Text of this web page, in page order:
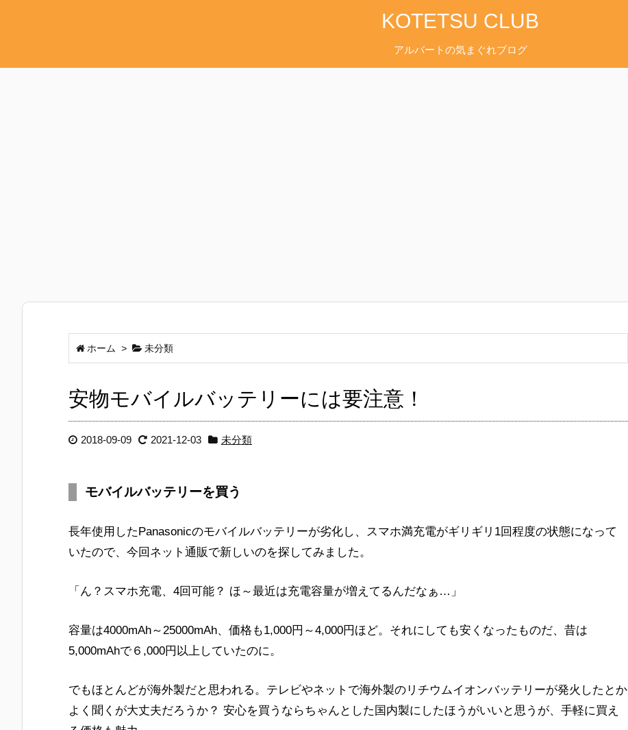
KOTETSU CLUB
アルバートの気まぐれブログ
ホーム > 未分類
安物モバイルバッテリーには要注意！
2018-09-09 2021-12-03 未分類
モバイルバッテリーを買う
長年使用したPanasonicのモバイルバッテリーが劣化し、スマホ満充電がギリギリ1回程度の状態になって
いたので、今回ネット通販で新しいのを探してみました。
「ん？スマホ充電、4回可能？ ほ～最近は充電容量が増えてるんだなぁ…」
容量は4000mAh～25000mAh、価格も1,000円～4,000円ほど。それにしても安くなったものだ、昔は
5,000mAhで６,000円以上していたのに。
でもほとんどが海外製だと思われる。テレビやネットで海外製のリチウムイオンバッテリーが発火したとか
よく聞くが大丈夫だろうか？ 安心を買うならちゃんとした国内製にしたほうがいいと思うが、手軽に買え